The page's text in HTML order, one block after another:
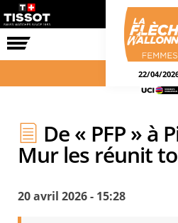
COURSE
22/04/
De « PFP » à
Mur les réunit
20 avril 2026 - 15:28